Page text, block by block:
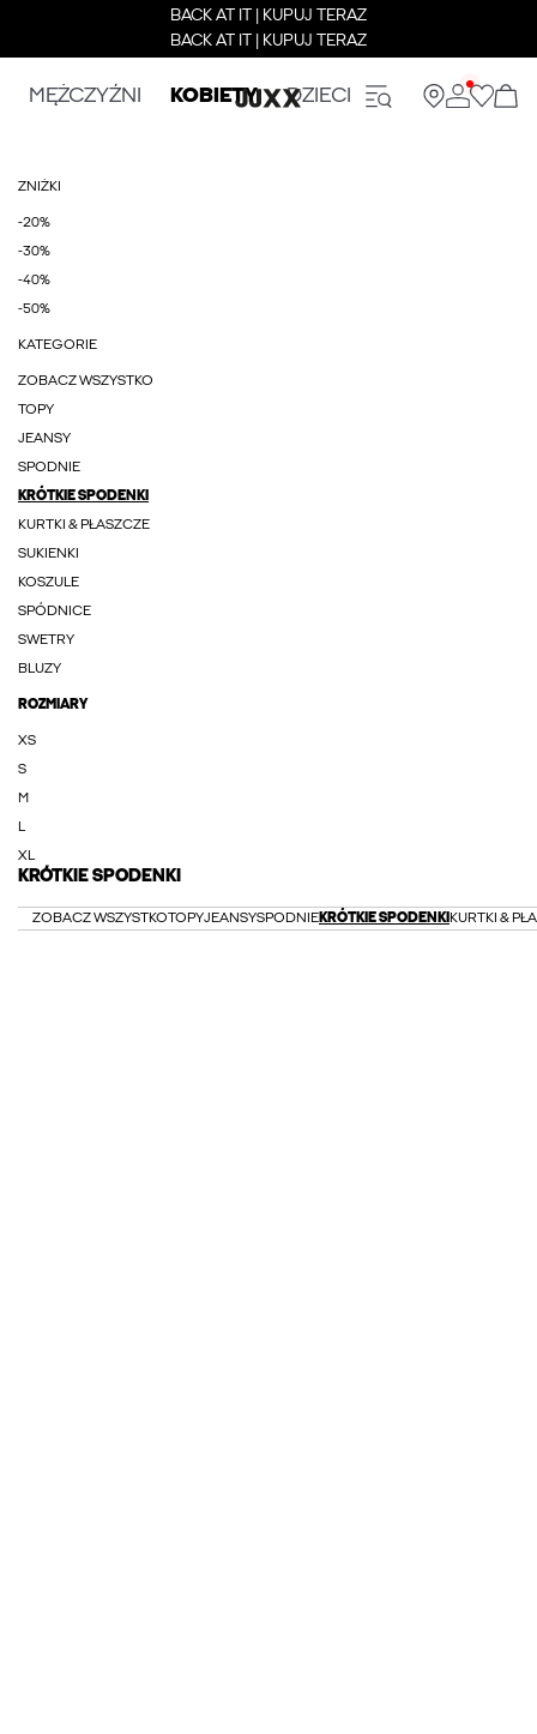
BACK AT IT | KUPUJ TERAZ
BACK AT IT | KUPUJ TERAZ
MĘŻCZYŹNI KOBIETY DZIECI
ZNIŻKI
-20%
-30%
-40%
-50%
KATEGORIE
ZOBACZ WSZYSTKO
TOPY
JEANSY
SPODNIE
KRÓTKIE SPODENKI
KURTKI & PŁASZCZE
SUKIENKI
KOSZULE
SPÓDNICE
SWETRY
BLUZY
ROZMIARY
XS
S
M
L
XL
KRÓTKIE SPODENKI
ZOBACZ WSZYSTKOTOPYJEANSYSPODNIEKRÓTKIE SPODENKI KURTKI &